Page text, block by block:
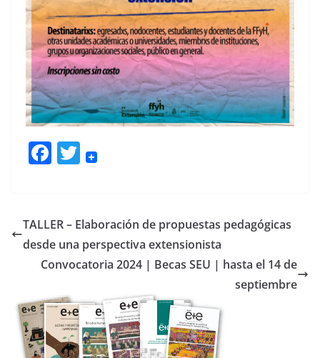
F
b
o
o
k
T
er
TALLER – Elaboración de propuestas pedagógicas
desde una perspectiva extensionista
Convocatoria 2024 | Becas SEU | hasta el 14 de
septiembre